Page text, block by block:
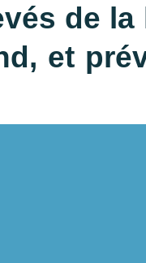
de
et